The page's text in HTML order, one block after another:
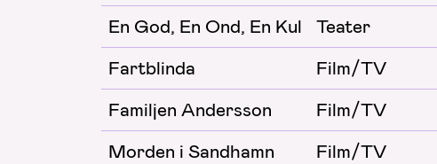
En God, En Ond, En Kul
Teater
Fartblinda
Film/TV
Familjen Andersson
Film/TV
Morden i Sandhamn
Film/TV